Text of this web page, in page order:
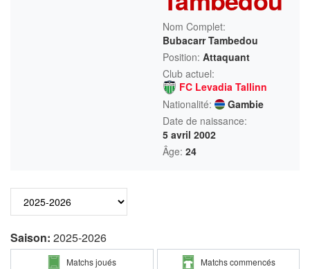
Nom Complet:
Bubacarr Tambedou
Position: Attaquant
Club actuel:
FC Levadia Tallinn
Nationalité:
Gambie
Date de naissance:
5 avril 2002
Âge: 24
Saison: 2025-2026
Matchs joués Matchs commencés